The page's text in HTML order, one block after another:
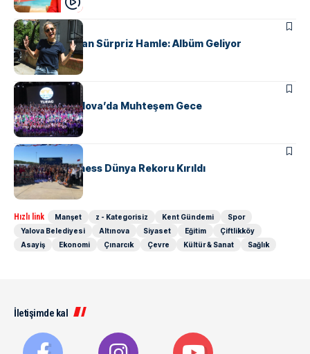
MAGAZIN
Gupse Özay’dan Sürpriz Hamle: Albüm Geliyor
KÜLTÜR & SANAT
TUFAG’tan Yalova’da Muhteşem Gece
KÜLTÜR & SANAT
Horonla Guinness Dünya Rekoru Kırıldı
Hızlı link Manşet z - Kategorisiz Kent Gündemi
Spor
Yalova Belediyesi
Altınova Siyaset Eğitim
Çiftlikköy
Asayiş
Ekonomi Çınarcık Çevre Kültür & Sanat Sağlık
İletişimde kal